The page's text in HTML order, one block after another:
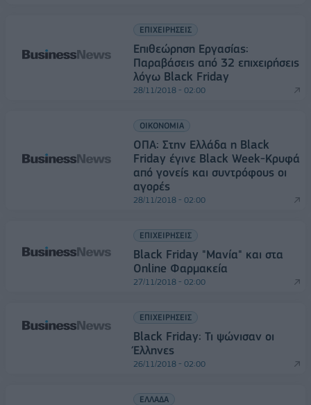
ΕΠΙΧΕΙΡΗΣΕΙΣ
Επιθεώρηση Εργασίας:
Παραβάσεις από 32 επιχειρήσεις
λόγω Black Friday
28/11/2018 - 02:00
ΟΙΚΟΝΟΜΙΑ
ΟΠΑ: Στην Ελλάδα η Black
Friday έγινε Black Week-Κρυφά
από γονείς και συντρόφους οι
αγορές
28/11/2018 - 02:00
ΕΠΙΧΕΙΡΗΣΕΙΣ
Black Friday "Μανία" και στα
Online Φαρμακεία
27/11/2018 - 02:00
ΕΠΙΧΕΙΡΗΣΕΙΣ
Black Friday: Τι ψώνισαν οι
Έλληνες
26/11/2018 - 02:00
ΕΛΛΑΔΑ